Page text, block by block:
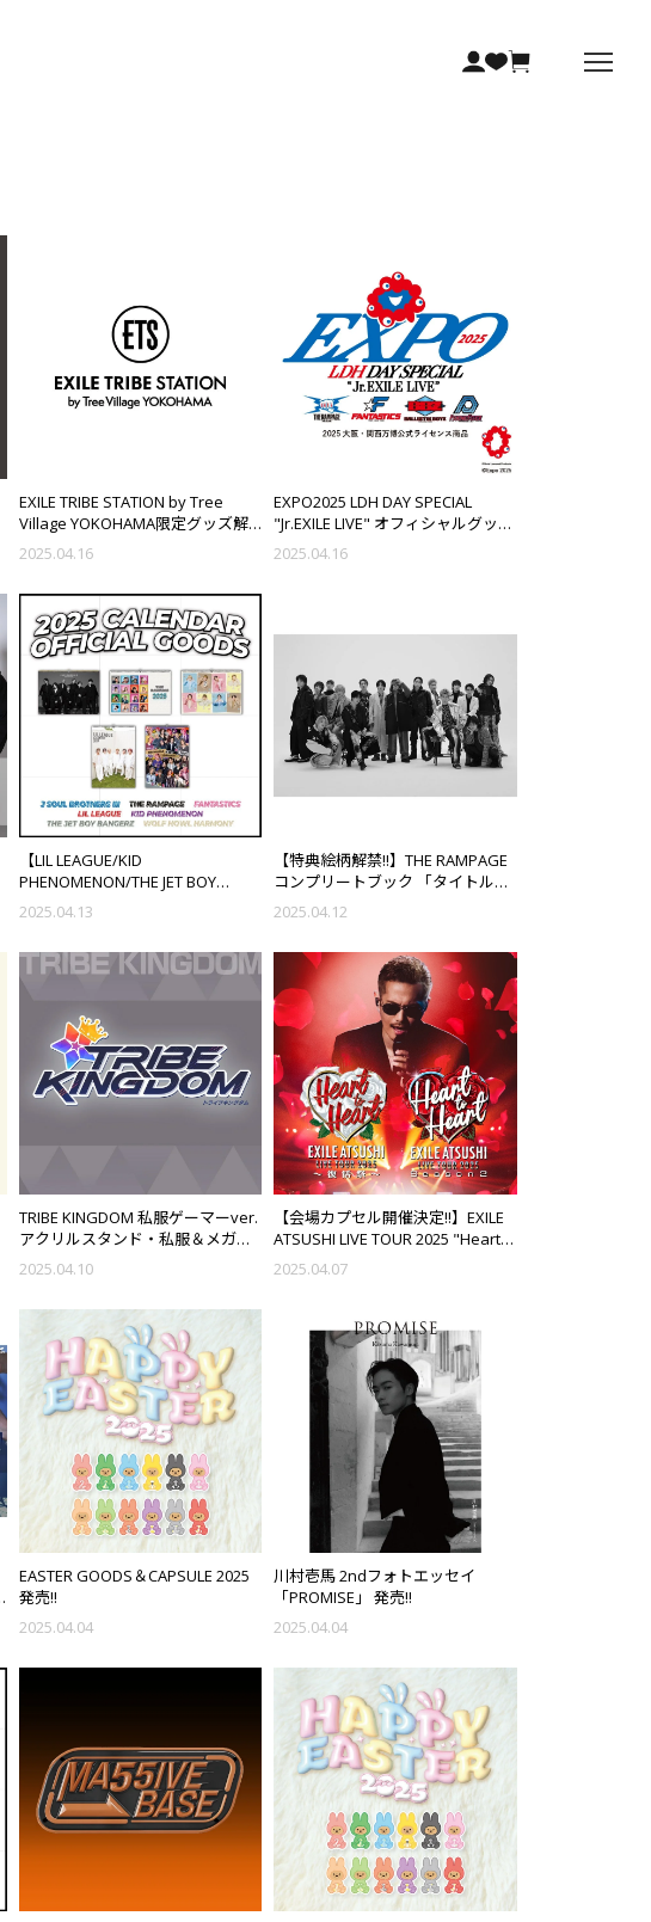
EXILE TRIBE STATION by Tree
Village YOKOHAMA限定グッズ解
禁!!
2025.04.16
EXPO2025 LDH DAY SPECIAL
"Jr.EXILE LIVE" オフィシャルグッズ
発売決定!!
2025.04.16
【LIL LEAGUE/KID
PHENOMENON/THE JET BOY
BANGERZ/WOLF HOWL
HARMONY】2025カレンダー オフ
2025.04.13
【特典絵柄解禁!!】THE RAMPAGE
コンプリートブック 「タイトル未
定」予約受付中!!
2025.04.12
TRIBE KINGDOM 私服ゲーマーver.
アクリルスタンド・私服＆メガネ
ver. ビジュアルカード発売決定!!
2025.04.10
【会場カプセル開催決定!!】EXILE
ATSUSHI LIVE TOUR 2025 "Heart
to Heart" ～復活祭～
2025.04.07
EASTER GOODS＆CAPSULE 2025
発売!!
2025.04.04
川村壱馬 2ndフォトエッセイ
「PROMISE」 発売!!
2025.04.04